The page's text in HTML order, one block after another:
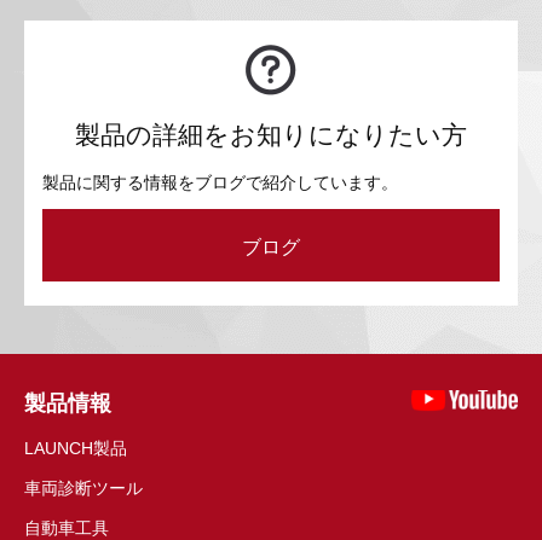
製品の詳細をお知りになりたい方
製品に関する情報をブログで紹介しています。
ブログ
製品情報
LAUNCH製品
車両診断ツール
自動車工具